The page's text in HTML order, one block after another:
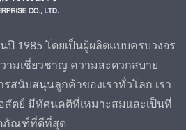
ปี 1985 โดยเป็นผู้ผลิตแบบครบวงจร
ามเชี่ยวชาญ ความสะดวกสบาย
สนับสนุนลูกค้าของเราทั่วโลก เรา
สัตย์ มีทัศนคติที่เหมาะสมและเป็นที่
ภัณฑ์ที่ดีที่สุด